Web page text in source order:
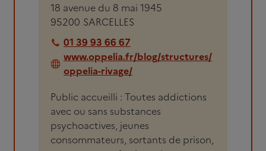
18 avenue du 8 mai 1945
95200 SARCELLES
01 39 93 66 67
www.oppelia.fr/blog/structures/
oppelia-rivage/
Public accueilli : Toutes addictions
avec ou sans substances
psychoactives, jeunes
consommateurs, sortants de prison,